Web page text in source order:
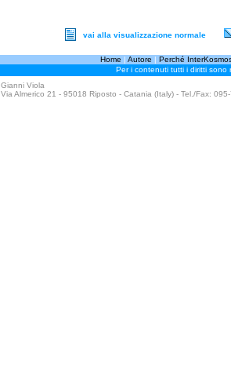
vai alla visualizzazione normale
Home | Autore | Perché
Per i contenuti tutti i diritti sono
Gianni Viola
Via Almerico 21 - 95018 Riposto - Catania (Italy) - Tel./Fax: